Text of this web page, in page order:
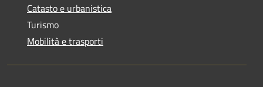
Catasto e urbanistica
Turismo
Mobilità e trasporti